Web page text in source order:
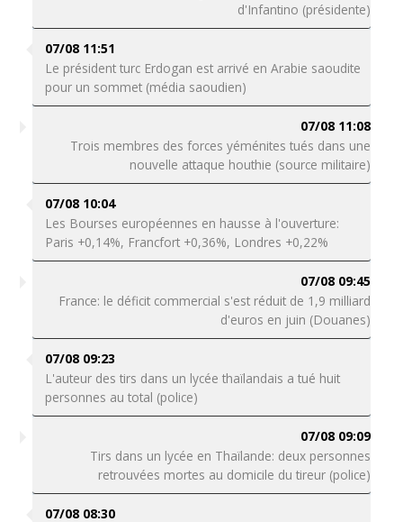
d'Infantino (présidente)
07/08 11:51
Le président turc Erdogan est arrivé en Arabie saoudite
pour un sommet (média saoudien)
07/08 11:08
Trois membres des forces yéménites tués dans une
nouvelle attaque houthie (source militaire)
07/08 10:04
Les Bourses européennes en hausse à l'ouverture:
Paris +0,14%, Francfort +0,36%, Londres +0,22%
07/08 09:45
France: le déficit commercial s'est réduit de 1,9 milliard
d'euros en juin (Douanes)
07/08 09:23
L'auteur des tirs dans un lycée thaïlandais a tué huit
personnes au total (police)
07/08 09:09
Tirs dans un lycée en Thaïlande: deux personnes
retrouvées mortes au domicile du tireur (police)
07/08 08:30